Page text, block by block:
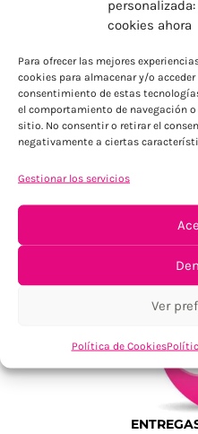
cookies ahora
Para ofrecer las mejores
cookies para almacenar y/o
consentimiento de estas
el comportamiento de navegación
sitio. No consentir o retirar el
negativamente a ciertas
Gestionar los servicios
Ver
Política de Cookies
ENVÍOS
Para
TU